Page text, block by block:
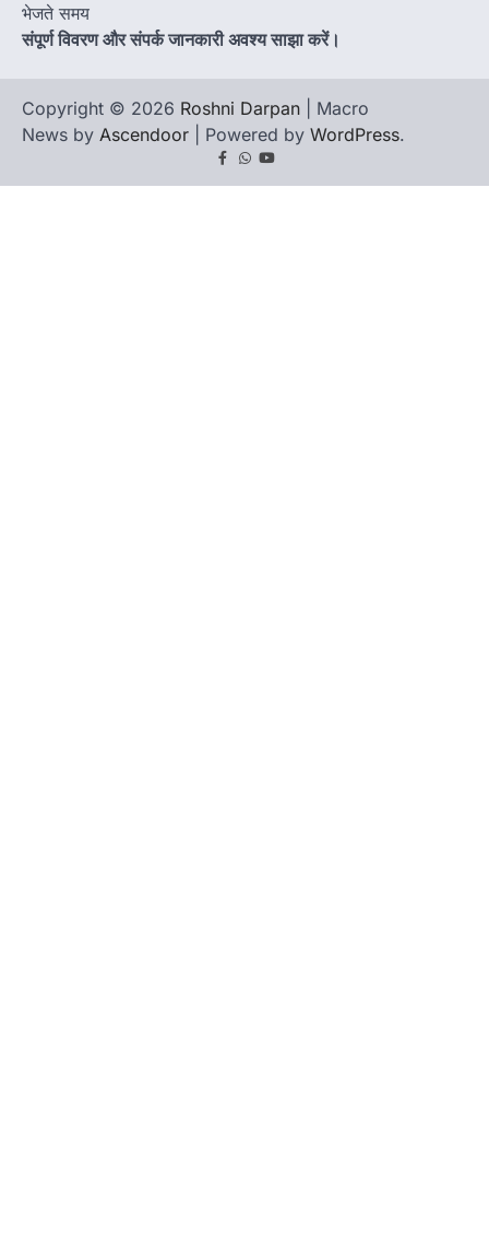
भेजते समय
संपूर्ण विवरण और संपर्क जानकारी अवश्य साझा करें।
Copyright © 2026 Roshni Darpan | Macro
News by Ascendoor | Powered by WordPress.
Facebook
Whatsapp
youtube